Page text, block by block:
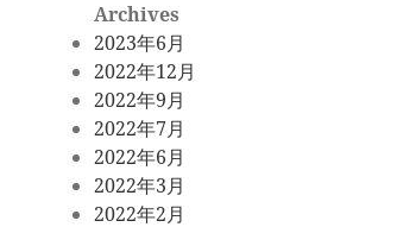
Archives
2023年6月
2022年12月
2022年9月
2022年7月
2022年6月
2022年3月
2022年2月